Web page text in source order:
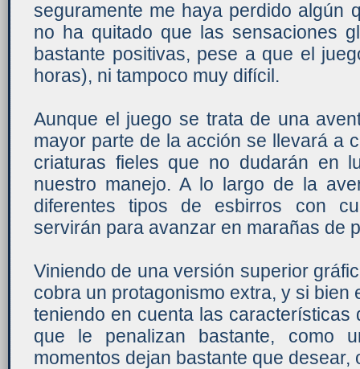
seguramente me haya perdido algún
no ha quitado que las sensaciones
bastante positivas, pese a que el
horas), ni tampoco muy difícil.
Aunque el juego se trata de una
mayor parte de la acción se llevará a
criaturas fieles que no dudarán en
nuestro manejo. A lo largo de la
diferentes tipos de esbirros con
servirán para avanzar en marañas de
Viniendo de una versión superior
cobra un protagonismo extra, y si bien
teniendo en cuenta las características
que le penalizan bastante, como
momentos dejan bastante que desear,